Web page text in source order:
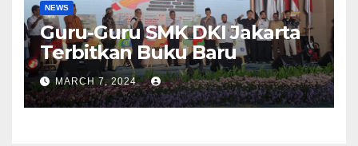
NEWS
Guru-Guru SMK DKI Jakarta
Terbitkan Buku Baru
MARCH 7, 2024